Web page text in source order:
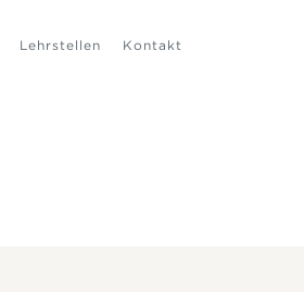
Lehrstellen Kontakt